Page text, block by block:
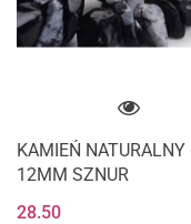
KAMIEŃ
12MM SZNUR
28.50